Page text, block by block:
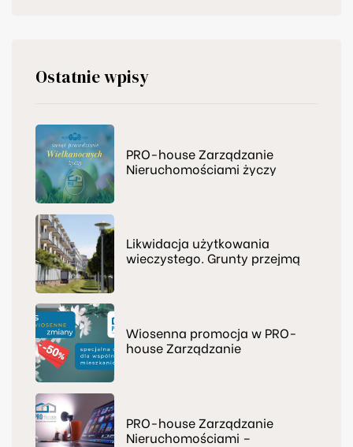
Ostatnie wpisy
PRO-house Zarządzanie
Nieruchomościami życzy
Likwidacja użytkowania
wieczystego. Grunty przejmą
Wiosenna promocja w PRO-
house Zarządzanie
PRO-house Zarządzanie
Nieruchomościami –